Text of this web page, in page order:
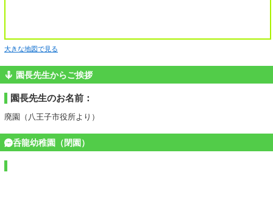
大きな地図で見る
園長先生からご挨拶
園長先生のお名前：
廃園（八王子市役所より）
呑龍幼稚園（閉園）